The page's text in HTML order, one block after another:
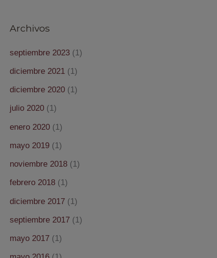
Archivos
septiembre 2023 (1)
diciembre 2021 (1)
diciembre 2020 (1)
julio 2020 (1)
enero 2020 (1)
mayo 2019 (1)
noviembre 2018 (1)
febrero 2018 (1)
diciembre 2017 (1)
septiembre 2017 (1)
mayo 2017 (1)